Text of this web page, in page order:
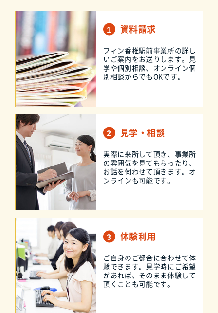
資料請求
フィン香椎駅前事業所の詳し
いご案内をお送りします。見
学や個別相談、オンライン個
別相談からでもOKです。
見学・相談
実際に来所して頂き、事業所
の雰囲気を見てもらったり、
お話を伺わせて頂きます。オ
ンラインも可能です。
体験利用
ご自身のご都合に合わせて体
験できます。見学時にご希望
があれば、そのまま体験して
頂くことも可能です。